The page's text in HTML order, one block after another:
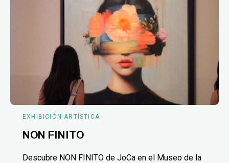
EXHIBICIÓN ARTÍSTICA
NON FINITO
Descubre NON FINITO de JoCa en el Museo de la